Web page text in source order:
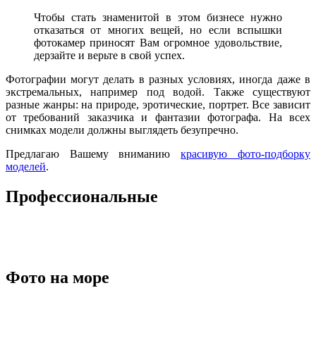
Чтобы стать знаменитой в этом бизнесе нужно
отказаться от многих вещей, но если вспышки
фотокамер приносят Вам огромное удовольствие,
дерзайте и верьте в свой успех.
Фотографии могут делать в разных условиях, иногда даже в
экстремальных, например под водой. Также существуют
разные жанры: на природе, эротические, портрет. Все зависит
от требований заказчика и фантазии фотографа. На всех
снимках модели должны выглядеть безупречно.
Предлагаю Вашему вниманиюкрасивую фото-подборку
моделей.
Профессиональные
Фото на море